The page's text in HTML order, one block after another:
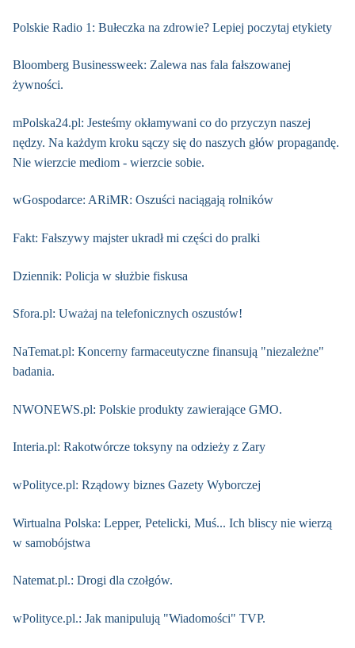
Polskie Radio 1: Bułeczka na zdrowie? Lepiej poczytaj etykiety
Bloomberg Businessweek: Zalewa nas fala fałszowanej
żywności.
mPolska24.pl: Jesteśmy okłamywani co do przyczyn naszej
nędzy. Na każdym kroku sączy się do naszych głów propagandę.
Nie wierzcie mediom - wierzcie sobie.
wGospodarce: ARiMR: Oszuści naciągają rolników
Fakt: Fałszywy majster ukradł mi części do pralki
Dziennik: Policja w służbie fiskusa
Sfora.pl: Uważaj na telefonicznych oszustów!
NaTemat.pl: Koncerny farmaceutyczne finansują "niezależne"
badania.
NWONEWS.pl: Polskie produkty zawierające GMO.
Interia.pl: Rakotwórcze toksyny na odzieży z Zary
wPolityce.pl: Rządowy biznes Gazety Wyborczej
Wirtualna Polska: Lepper, Petelicki, Muś... Ich bliscy nie wierzą
w samobójstwa
Natemat.pl.: Drogi dla czołgów.
wPolityce.pl.: Jak manipulują "Wiadomości" TVP.